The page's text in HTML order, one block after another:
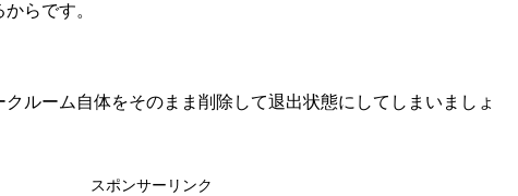
らです。
ルーム自体をそのまま削除して退出状態にしてしまいましょ
スポンサーリンク